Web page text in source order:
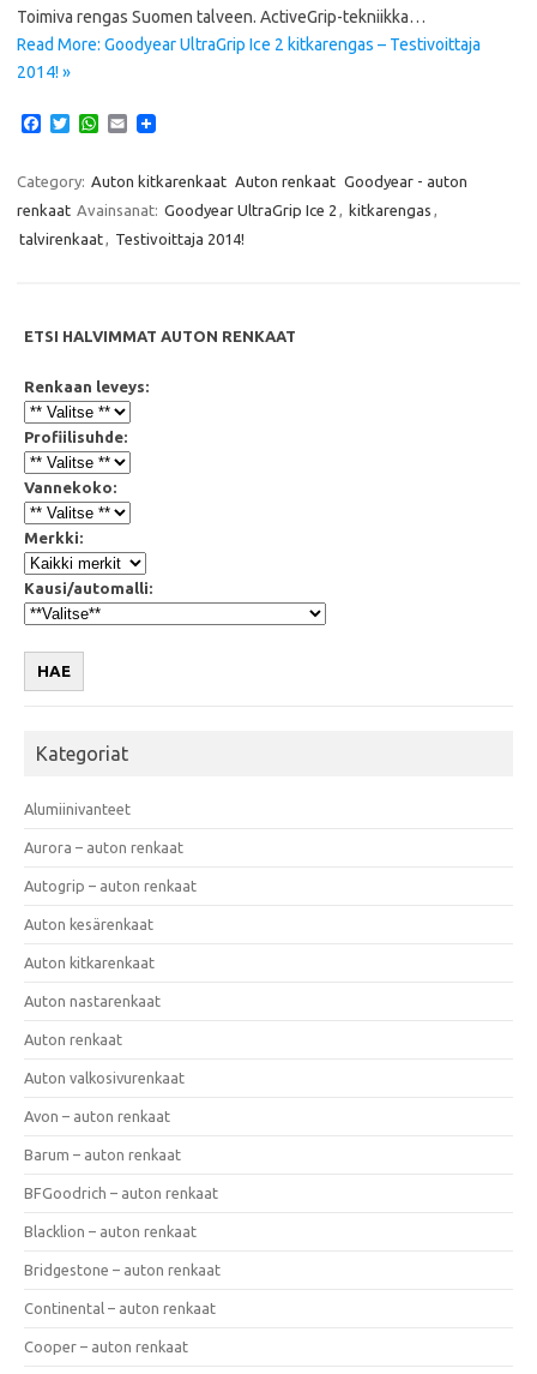
Toimiva rengas Suomen talveen. ActiveGrip-tekniikka…
Read More: Goodyear UltraGrip Ice 2 kitkarengas – Testivoittaja
2014! »
e
b
o
o
T
t
e
r
W
t
s
A
p
E
i
Category: Auton kitkarenkaat Auton renkaat Goodyear - auton
renkaat Avainsanat: Goodyear UltraGrip Ice 2 kitkarengas
talvirenkaat
Testivoittaja 2014!
ETSI HALVIMMAT AUTON RENKAAT
Renkaan leveys:
Profiilisuhde:
Vannekoko:
Merkki:
Kausi/automalli:
HAE
Kategoriat
Alumiinivanteet
Aurora – auton renkaat
Autogrip – auton renkaat
Auton kesärenkaat
Auton kitkarenkaat
Auton nastarenkaat
Auton renkaat
Auton valkosivurenkaat
Avon – auton renkaat
Barum – auton renkaat
BFGoodrich – auton renkaat
Blacklion – auton renkaat
Bridgestone – auton renkaat
Continental – auton renkaat
Cooper – auton renkaat